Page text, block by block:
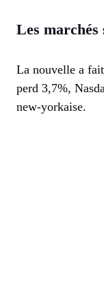
Les marchés
La nouvelle a
perd 3,7%,
new-yorkaise.